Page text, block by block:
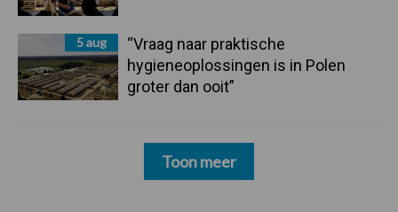
5 aug
“Vraag naar praktische
hygieneoplossingen is in Polen
groter dan ooit”
Toon meer